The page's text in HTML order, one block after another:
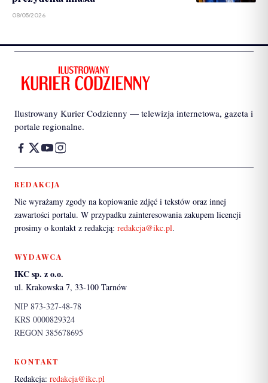
08/05/2026
Ilustrowany Kurier Codzienny — telewizja internetowa, gazeta i
portale regionalne.
REDAKCJA
Nie wyrażamy zgody na kopiowanie zdjęć i tekstów oraz innej
zawartości portalu. W przypadku zainteresowania zakupem licencji
prosimy o kontakt z redakcją: redakcja@ikc.pl.
WYDAWCA
IKC sp. z o.o.
ul. Krakowska 7, 33-100 Tarnów
NIP 873-327-48-78
KRS 0000829324
REGON 385678695
KONTAKT
Redakcja: redakcja@ikc.pl